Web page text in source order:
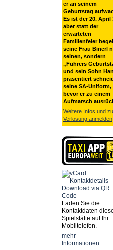
er an seinem
Geburtstag
Es ist der 20. April
aber statt der
erwarteten
Familienfeier
seine Frau Binerl
seinen, sondern
„Führers
und sein Sohn
präsentiert
seine SA-Uniform,
bevor er zu einem
Aufmarsch
Weitere Infos und
Verlosung anmelden
Laden Sie die
Kontaktdaten
Spielstätte auf Ihr
Mobiltelefon.
mehr
Informationen